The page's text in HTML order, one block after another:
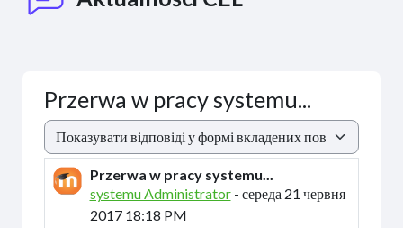
Przerwa w pracy systemu...
Тип показу
Przerwa w pracy systemu...
systemu Administrator- середа 21 червня
2017 18:18 PM
Кількість відповідей: 0